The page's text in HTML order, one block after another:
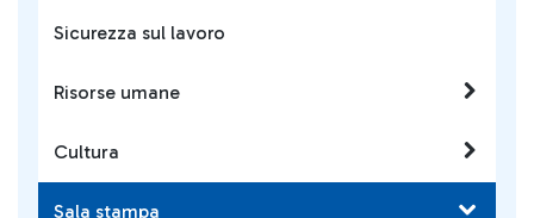
Sicurezza sul lavoro
Risorse umane
Cultura
Sala stampa